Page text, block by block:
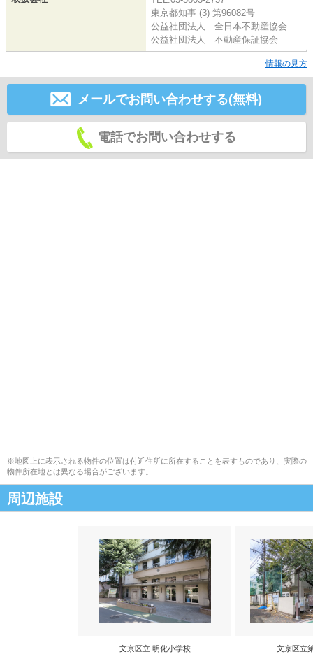
東京都知事 (3) 第96082号
公益社団法人 全日本不動産協会
公益社団法人 不動産保証協会
情報の見方
メールでお問い合わせする(無料)
電話でお問い合わせする
※地図上に表示される物件の位置は付近住所に所在することを表すものであり、実際の
物件所在地とは異なる場合がございます。
周辺施設
文京区立 明化小学校 文京区立